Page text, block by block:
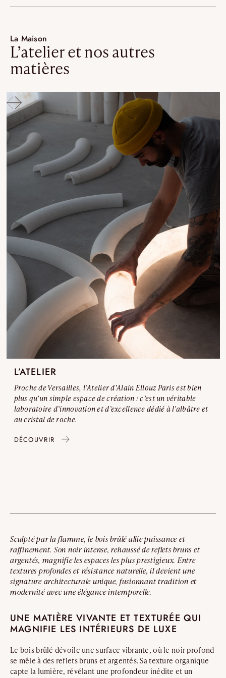
La Maison
L’atelier et nos autres
matières
L’ATELIER
Proche de Versailles, l’Atelier d’Alain Ellouz Paris est bien
plus qu’un simple espace de création : c’est un véritable
laboratoire d’innovation et d’excellence dédié à l’albâtre et
au cristal de roche.
DÉCOUVRIR
Sculpté par la flamme, le bois brûlé allie puissance et
raffinement. Son noir intense, rehaussé de reflets bruns et
argentés, magnifie les espaces les plus prestigieux. Entre
textures profondes et résistance naturelle, il devient une
signature architecturale unique, fusionnant tradition et
modernité avec une élégance intemporelle.
UNE MATIÈRE VIVANTE ET TEXTURÉE QUI
MAGNIFIE LES INTÉRIEURS DE LUXE
Le bois brûlé dévoile une surface vibrante, où le noir profond
se mêle à des reflets bruns et argentés. Sa texture organique
capte la lumière, révélant une profondeur inédite et un